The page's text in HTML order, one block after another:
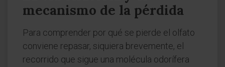
mecanismo de la pérdida
Para comprender por qué se pierde el olfato
conviene repasar, siquiera brevemente, el
recorrido que sigue una molécula odorífera